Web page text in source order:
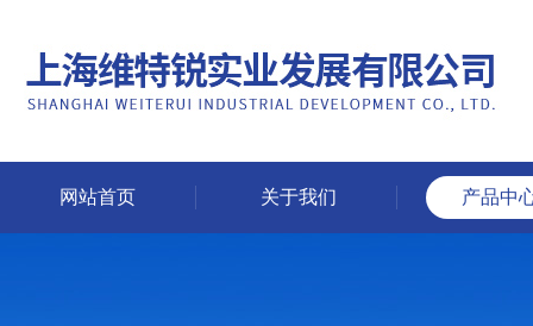
网站首页 关于我们 产品中